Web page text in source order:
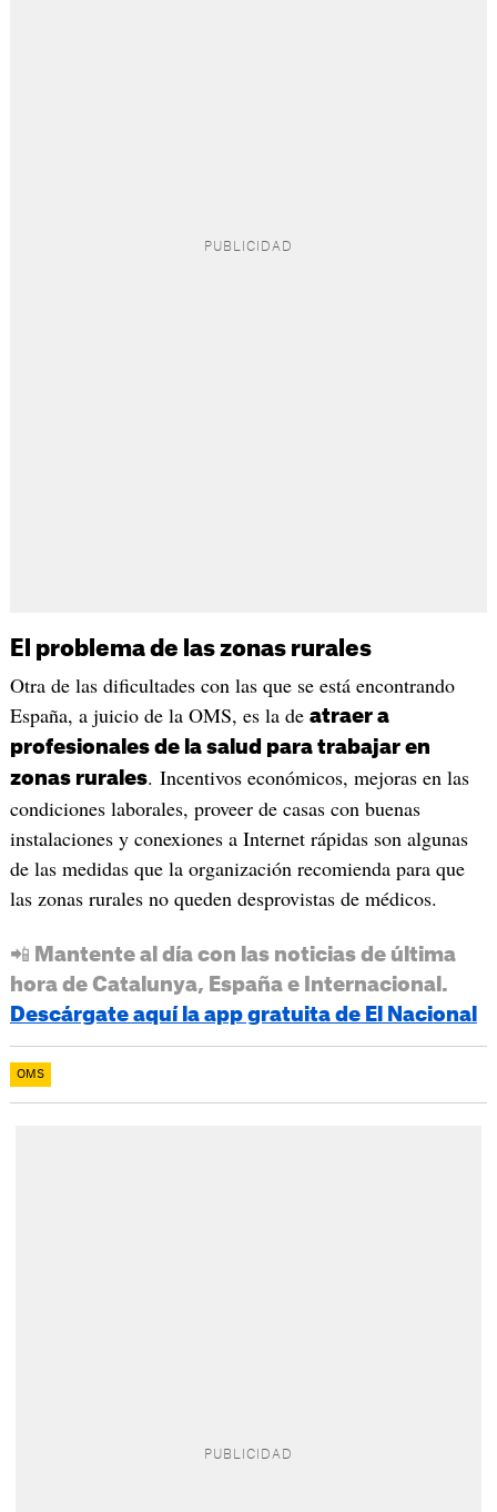
El problema de las zonas rurales
Otra de las dificultades con las que se está encontrando
España, a juicio de la OMS, es la de atraer a
profesionales de la salud para trabajar en
zonas rurales. Incentivos económicos, mejoras en las
condiciones laborales, proveer de casas con buenas
instalaciones y conexiones a Internet rápidas son algunas
de las medidas que la organización recomienda para que
las zonas rurales no queden desprovistas de médicos.
📲 Mantente al día con las noticias de última
hora de Catalunya, España e Internacional.
Descárgate aquí la app gratuita de El Nacional
OMS